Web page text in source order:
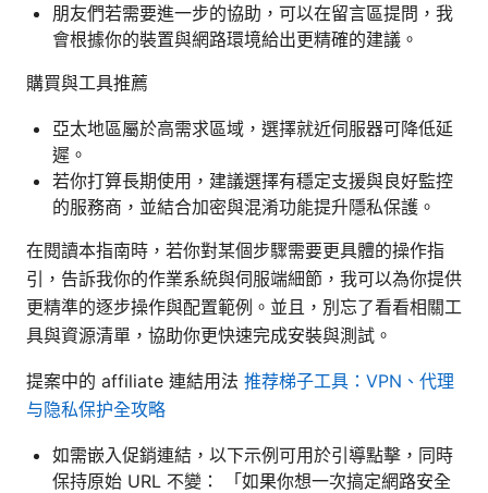
朋友們若需要進一步的協助，可以在留言區提問，我
會根據你的裝置與網路環境給出更精確的建議。
購買與工具推薦
亞太地區屬於高需求區域，選擇就近伺服器可降低延
遲。
若你打算長期使用，建議選擇有穩定支援與良好監控
的服務商，並結合加密與混淆功能提升隱私保護。
在閱讀本指南時，若你對某個步驟需要更具體的操作指
引，告訴我你的作業系統與伺服端細節，我可以為你提供
更精準的逐步操作與配置範例。並且，別忘了看看相關工
具與資源清單，協助你更快速完成安裝與測試。
提案中的 affiliate 連結用法 推荐梯子工具：VPN、代理
与隐私保护全攻略
如需嵌入促銷連結，以下示例可用於引導點擊，同時
保持原始 URL 不變： 「如果你想一次搞定網路安全